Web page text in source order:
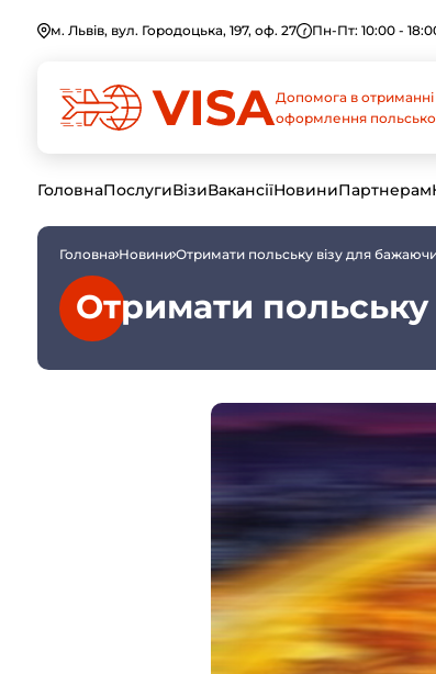
м. Львів, вул. Городоцька, 197, оф. 27 Пн-Пт: 10:00 -
Допомога в
оформлення
ГоловнаПослугиВізиВакансіїНовиниПартнерам
Головна Новини Отримати польську візу для
Отримати